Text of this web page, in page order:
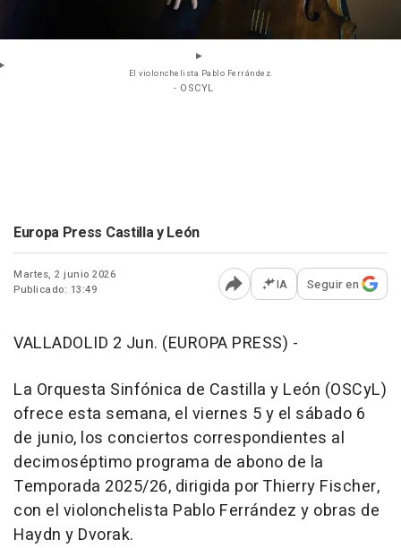
El violonchelista Pablo Ferrández.
- OSCYL
Europa Press Castilla y León
Martes, 2 junio 2026
Publicado: 13:49
Abrir opciones para
IA Seguir en
VALLADOLID 2 Jun. (EUROPA PRESS) -
La Orquesta Sinfónica de Castilla y León (OSCyL)
ofrece esta semana, el viernes 5 y el sábado 6
de junio, los conciertos correspondientes al
decimoséptimo programa de abono de la
Temporada 2025/26, dirigida por Thierry Fischer,
con el violonchelista Pablo Ferrández y obras de
Haydn y Dvorak.